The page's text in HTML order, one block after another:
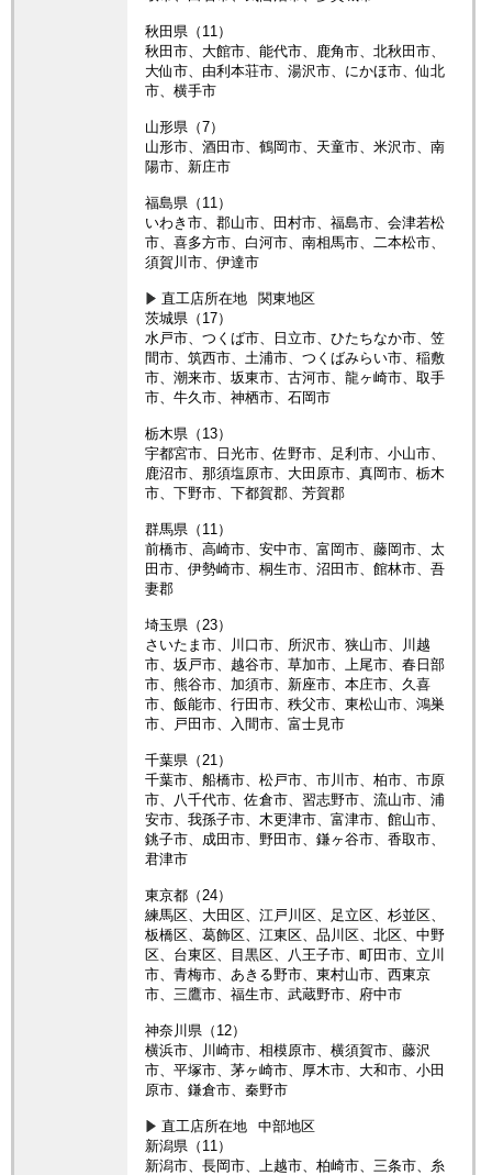
秋田県（11）
秋田市、大館市、能代市、鹿角市、北秋田市、
大仙市、由利本荘市、湯沢市、にかほ市、仙北
市、横手市
山形県（7）
山形市、酒田市、鶴岡市、天童市、米沢市、南
陽市、新庄市
福島県（11）
いわき市、郡山市、田村市、福島市、会津若松
市、喜多方市、白河市、南相馬市、二本松市、
須賀川市、伊達市
直工店所在地
関東地区
茨城県（17）
水戸市、つくば市、日立市、ひたちなか市、笠
間市、筑西市、土浦市、つくばみらい市、稲敷
市、潮来市、坂東市、古河市、龍ヶ崎市、取手
市、牛久市、神栖市、石岡市
栃木県（13）
宇都宮市、日光市、佐野市、足利市、小山市、
鹿沼市、那須塩原市、大田原市、真岡市、栃木
市、下野市、下都賀郡、芳賀郡
群馬県（11）
前橋市、高崎市、安中市、富岡市、藤岡市、太
田市、伊勢崎市、桐生市、沼田市、館林市、吾
妻郡
埼玉県（23）
さいたま市、川口市、所沢市、狭山市、川越
市、坂戸市、越谷市、草加市、上尾市、春日部
市、熊谷市、加須市、新座市、本庄市、久喜
市、飯能市、行田市、秩父市、東松山市、鴻巣
市、戸田市、入間市、富士見市
千葉県（21）
千葉市、船橋市、松戸市、市川市、柏市、市原
市、八千代市、佐倉市、習志野市、流山市、浦
安市、我孫子市、木更津市、富津市、館山市、
銚子市、成田市、野田市、鎌ヶ谷市、香取市、
君津市
東京都（24）
練馬区、大田区、江戸川区、足立区、杉並区、
板橋区、葛飾区、江東区、品川区、北区、中野
区、台東区、目黒区、八王子市、町田市、立川
市、青梅市、あきる野市、東村山市、西東京
市、三鷹市、福生市、武蔵野市、府中市
神奈川県（12）
横浜市、川崎市、相模原市、横須賀市、藤沢
市、平塚市、茅ヶ崎市、厚木市、大和市、小田
原市、鎌倉市、秦野市
直工店所在地
中部地区
新潟県（11）
新潟市、長岡市、上越市、柏崎市、三条市、糸